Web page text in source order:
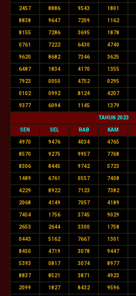
2457 8886 9543 1801
8838 9647 7209 1162
8155 7286 3695 1878
0761 7222 6430 4740
9620 8682 7346 3625
6487 1834 4170 1355
7923 0050 4752 0295
0102 0992 8124 4207
9377 6094 1145 1379
TAHUN 2023
SEN SEL RAB KAM
4970 9476 4034 4765
8570 9275 9957 7768
8306 8445 9742 5723
1489 6761 0557 7408
4229 8922 7123 7382
2068 4149 7057 4189
7454 1756 3745 9029
2653 2644 3300 1758
0443 5162 7667 1301
8450 4719 3078 9447
5393 0817 3074 8977
8837 8521 3871 4923
2099 1827 8432 9596